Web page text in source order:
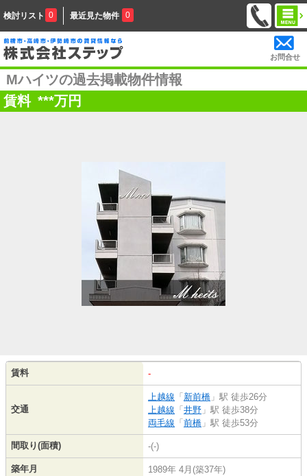
検討リスト 0 最近見た物件 0
お問合せ
Mハイツの過去掲載物件情報
賃料 ***万円
賃料 -
交通
上越線 「 新前橋 」駅 徒歩26分
上越線 「 井野 」駅 徒歩38分
両毛線 「 前橋 」駅 徒歩53分
間取り(面積) -(-)
築年月 1989年 4月(築37年)